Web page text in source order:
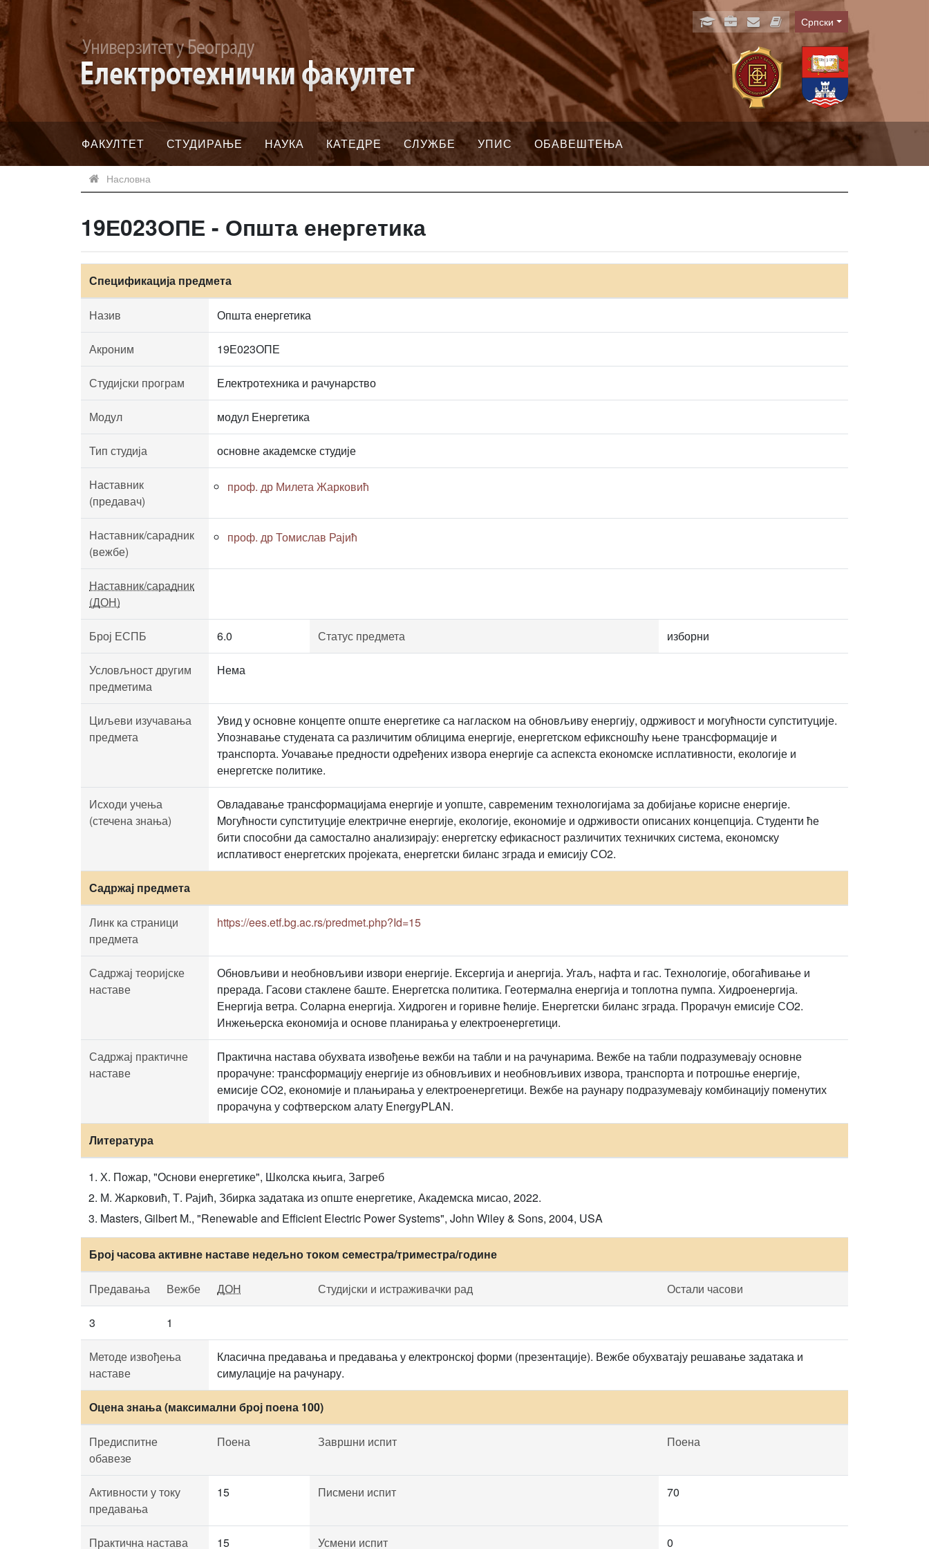
Language
Српски
ФАКУЛТЕТ СТУДИРАЊЕ НАУКА КАТЕДРЕ СЛУЖБЕ УПИС ОБАВЕШТЕЊА
Насловна
19Е023ОПЕ - Општа енергетика
Спецификација предмета
Назив Општа енергетика
Акроним 19Е023ОПЕ
Студијски програм Електротехника и рачунарство
Модул модул Енергетика
Тип студија основне академске студије
Наставник
(предавач)
проф. др Милета Жарковић
Наставник/сарадник
(вежбе)
проф. др Томислав Рајић
Наставник/сарадник
(ДОН)
Број ЕСПБ 6.0 Статус предмета изборни
Условљност другим
предметима
Нема
Циљеви изучавања
предмета
Увид у основне концепте опште енергетике са нагласком на обновљиву енергију, одрживост и могућности супституције.
Упознавање студената са различитим облицима енергије, енергетском ефиксношћу њене трансформације и
транспорта. Уочавање предности одређених извора енергије са аспекста економске исплативности, екологије и
енергетске политике.
Исходи учења
(стечена знања)
Oвладавање трансформацијама енергије и уопште, савременим технологијама за добијање корисне енергије.
Mогућности супституције електричне енергије, екологије, економије и одрживости описаних концепција. Студенти ће
бити способни да самостално анализирају: енергетску ефикасност различитих техничких система, економску
исплативост енергетских пројеката, енергетски биланс зграда и емисију СО2.
Садржај предмета
Линк ка страници
предмета
https://ees.etf.bg.ac.rs/predmet.php?Id=15
Садржај теоријске
наставе
Обновљиви и необновљиви извори енергије. Ексергија и анергија. Угаљ, нафта и гас. Технологије, обогаћивање и
прерада. Гасови стаклене баште. Eнергетска политика. Геотермална енергија и топлотна пумпа. Хидроенергија.
Енергија ветра. Соларна енергија. Хидроген и горивне ћелије. Енергетски биланс зграда. Прорачун емисије СО2.
Инжењерска економија и основе планирања у електроенергетици.
Садржај практичне
наставе
Практична настава обухвата извођење вежби на табли и на рачунарима. Вежбе на табли подразумевају основне
прорачуне: трансформацију енергије из обновљивих и необновљивих извора, транспорта и потрошње енергије,
емисије CO2, економије и плањирања у електроенергетици. Вежбе на раунару подразумевају комбинацију поменутих
прорачуна у софтверском алату EnergyPLAN.
Литература
Х. Пожар, "Основи енергетике", Школска књига, Загреб
М. Жарковић, Т. Рајић, Збирка задатака из опште енергетике, Академска мисао, 2022.
Masters, Gilbert M., "Renewable and Efficient Electric Power Systems", John Wiley & Sons, 2004, USA
Број часова активне наставе недељно током семестра/триместра/године
Предавања Вежбе ДОН Студијски и истраживачки рад Остали часови
3 1
Методе извођења
наставе
Класична предавања и предавања у електронској форми (презентације). Вежбе обухватају решавање задатака и
симулације на рачунару.
Оцена знања (максимални број поена 100)
Предиспитне
обавезе
Поена Завршни испит Поена
Активности у току
предавања
15 Писмени испит 70
Практична настава 15 Усмени испит 0